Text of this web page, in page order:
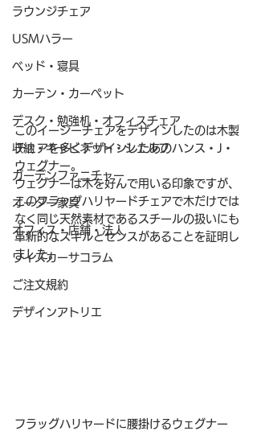
ラウンジチェア
USMハラー
ベッド・寝具
カーテン・カーペット
デスク・勉強机・オフィスチェア
収納・キャビネット・シェルフ
ガーデンファニチャー
オーダー家具
オフィス・店舗・法人
ワイズカーサコラム
ご注文規約
デザインアトリエ
このイージーチェアをデザインしたのは木製
チェアを多くデザインしたあのハンス・J・
ウェグナー。
ウェグナーは木を好んで用いる印象ですが、
このフラッグハリヤードチェアで木だけでは
なく同じ天然素材であるスチールの扱いにも
革新的なスキルとセンスがあることを証明し
ました。
フラッグハリヤードに腰掛けるウェグナー